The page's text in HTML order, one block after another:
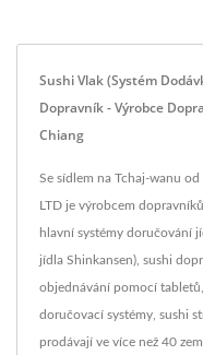
Sushi Vlak (Systém
Dopravník - Výrobce
Chiang
Se sídlem na Tchaj-wanu
LTD je výrobcem
hlavní systémy doručování
jídla Shinkansen), sushi
objednávání pomocí
doručovací systémy, sushi
prodávají ve více než 40